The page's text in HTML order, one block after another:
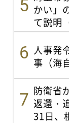
かい」
て説明
人事発
事（海
防衛省
返還・
31日、